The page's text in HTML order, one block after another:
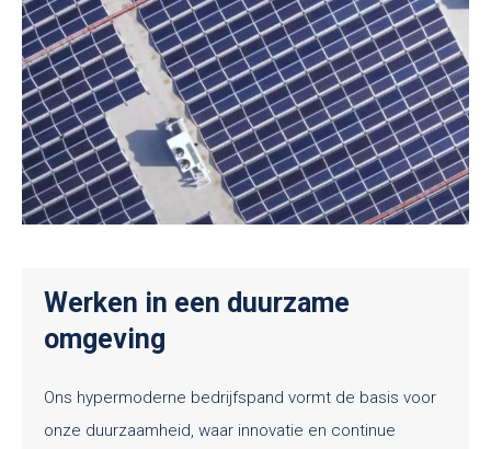
Werken in een duurzame
omgeving
Ons hypermoderne bedrijfspand vormt de basis voor
onze duurzaamheid, waar innovatie en continue